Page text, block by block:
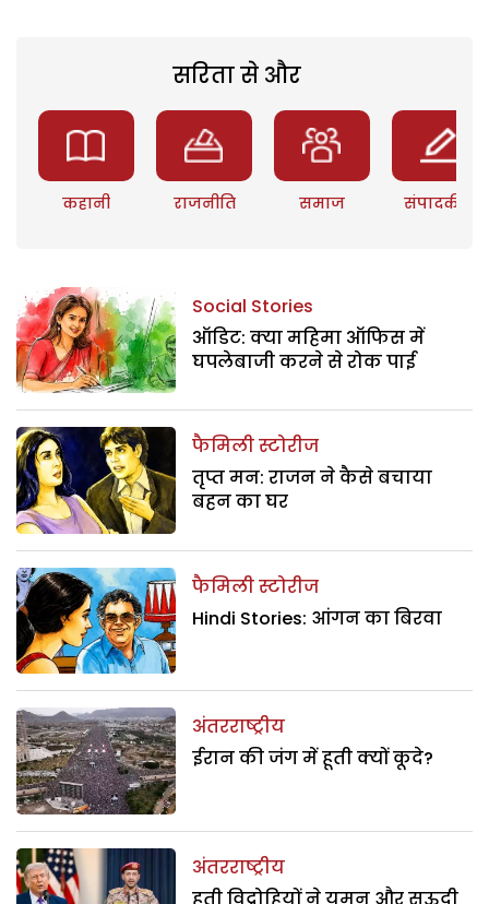
सरिता से और
कहानी राजनीति समाज संपादकीय
Social Stories
ऑडिट: क्या महिमा ऑफिस में
घपलेबाजी करने से रोक पाई
फैमिली स्टोरीज
तृप्त मन: राजन ने कैसे बचाया
बहन का घर
फैमिली स्टोरीज
Hindi Stories: आंगन का बिरवा
अंतरराष्ट्रीय
ईरान की जंग में हूती क्यों कूदे?
अंतरराष्ट्रीय
हूती विद्रोहियों ने यमन और सऊदी